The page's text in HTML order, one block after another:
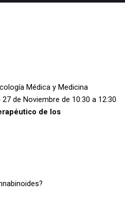
Médica y Medicina
de Noviembre de 10:30 a 12:30
de los